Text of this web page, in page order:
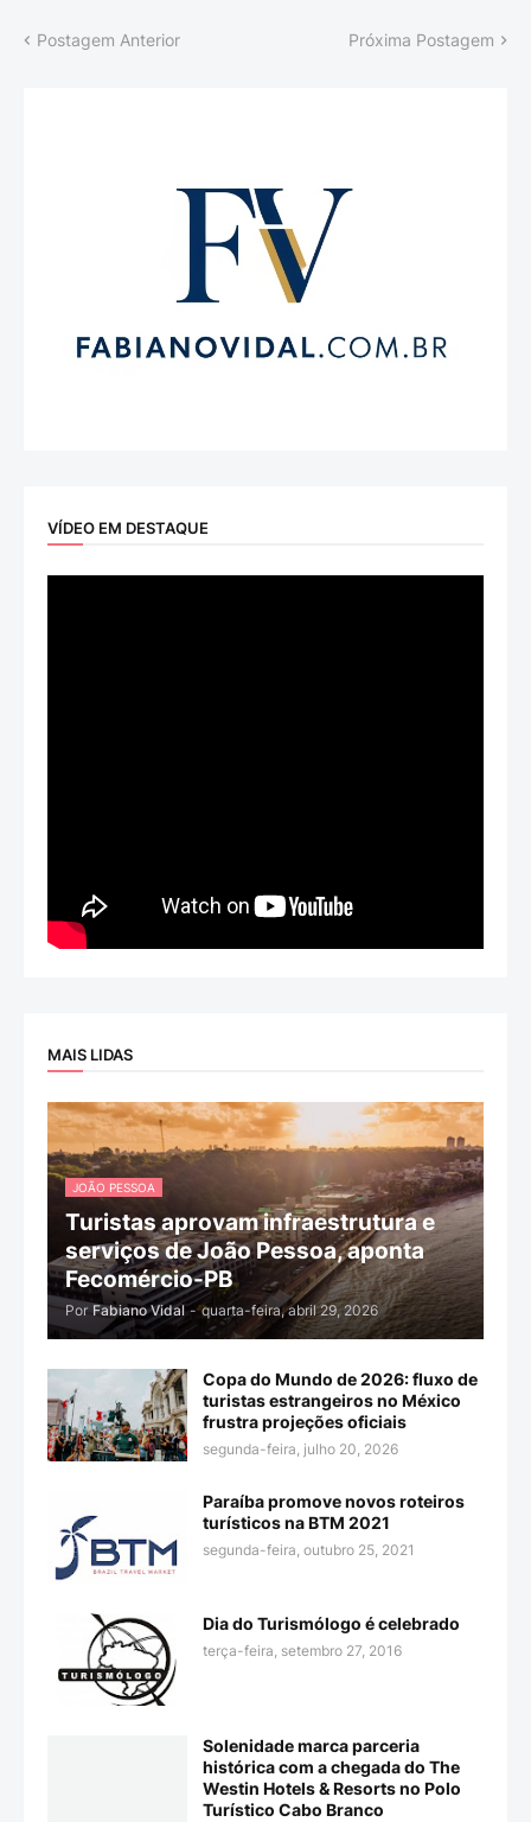
Postagem Anterior Próxima Postagem
VÍDEO EM DESTAQUE
MAIS LIDAS
JOÃO PESSOA
Turistas aprovam infraestrutura e
serviços de João Pessoa, aponta
Fecomércio-PB
Por Fabiano Vidal - quarta-feira, abril 29, 2026
Copa do Mundo de 2026: fluxo de
turistas estrangeiros no México
frustra projeções oficiais
segunda-feira, julho 20, 2026
Paraíba promove novos roteiros
turísticos na BTM 2021
segunda-feira, outubro 25, 2021
Dia do Turismólogo é celebrado
terça-feira, setembro 27, 2016
Solenidade marca parceria
histórica com a chegada do The
Westin Hotels & Resorts no Polo
Turístico Cabo Branco